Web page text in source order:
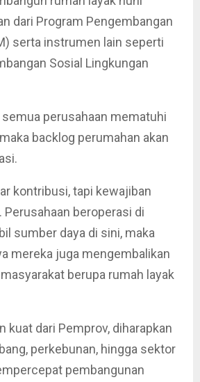
dari Program Pengembangan
serta instrumen lain seperti
Sosial Lingkungan
perusahaan mematuhi
backlog perumahan akan
kontribusi, tapi kewajiban
Perusahaan beroperasi di
sumber daya di sini, maka
mereka juga mengembalikan
berupa rumah layak
kuat dari Pemprov, diharapkan
perkebunan, hingga sektor
pembangunan